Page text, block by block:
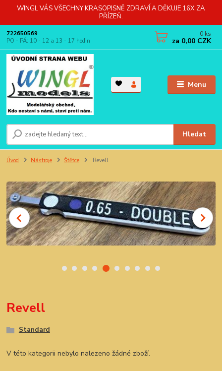
WINGL VÁS VŠECHNY KRASOPISNĚ ZDRAVÍ A DĚKUJE 16X ZA
PŘÍZEŇ.
Menu
Hledat
722650569
PO - PÁ: 10 - 12 a 13 - 17 hodin
0 ks
za 0,00 CZK
Úvod Nástroje Štětce Revell
Revell
Standard
V této kategorii nebylo nalezeno žádné zboží.